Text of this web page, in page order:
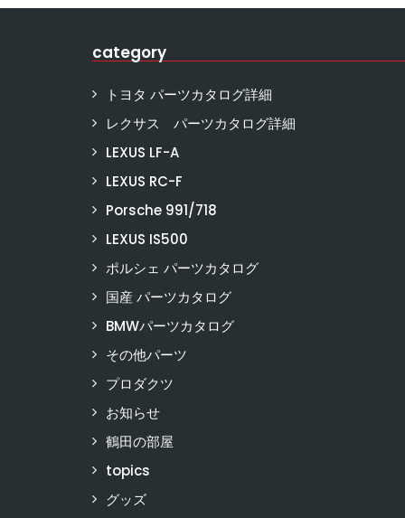
category
トヨタ パーツカタログ詳細
レクサス パーツカタログ詳細
LEXUS LF-A
LEXUS RC-F
Porsche 991/718
LEXUS IS500
ポルシェ パーツカタログ
国産 パーツカタログ
BMWパーツカタログ
その他パーツ
プロダクツ
お知らせ
鶴田の部屋
topics
グッズ